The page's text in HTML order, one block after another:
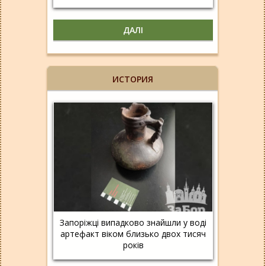
ДАЛІ
ИСТОРИЯ
Запоріжці випадково знайшли у воді
артефакт віком близько двох тисяч
років